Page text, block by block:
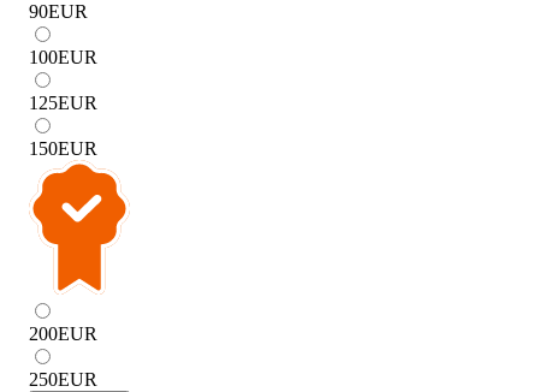
90EUR
100EUR
125EUR
150EUR
200EUR
250EUR